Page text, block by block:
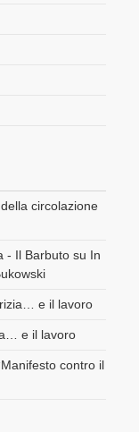
circolazione
- Il Barbuto su In
e il lavoro
e il lavoro
contro il